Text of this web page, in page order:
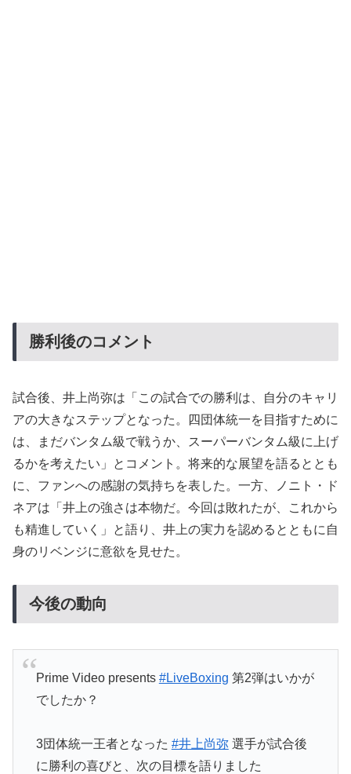
勝利後のコメント
試合後、井上尚弥は「この試合での勝利は、自分のキャリ
アの大きなステップとなった。四団体統一を目指すために
は、まだバンタム級で戦うか、スーパーバンタム級に上げ
るかを考えたい」とコメント。将来的な展望を語るととも
に、ファンへの感謝の気持ちを表した。一方、ノニト・ド
ネアは「井上の強さは本物だ。今回は敗れたが、これから
も精進していく」と語り、井上の実力を認めるとともに自
身のリベンジに意欲を見せた。
今後の動向
Prime Video presents #LiveBoxing 第2弾はいかが
でしたか？
3団体統一王者となった #井上尚弥選手が試合後
に勝利の喜びと、次の目標を語りました